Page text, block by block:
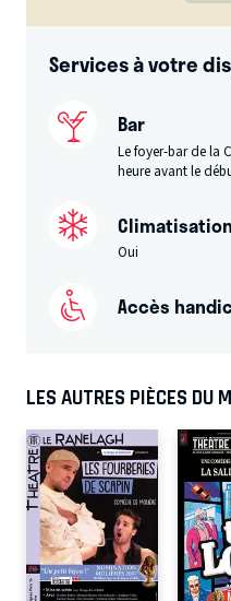
Services à votre
Bar
Le foyer-bar de la
heure avant le
Climatisation
Oui
Accès
LES AUTRES PIÈCES DU